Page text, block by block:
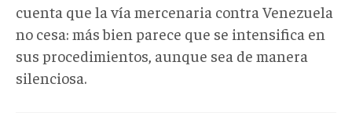
cuenta que la vía mercenaria contra Venezuela
no cesa: más bien parece que se intensifica en
sus procedimientos, aunque sea de manera
silenciosa.